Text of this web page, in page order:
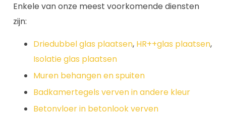
Enkele van onze meest voorkomende diensten
zijn:
Driedubbel glas plaatsen, HR++glas plaatsen,
Isolatie glas plaatsen
Muren behangen en spuiten
Badkamertegels verven in andere kleur
Betonvloer in betonlook verven